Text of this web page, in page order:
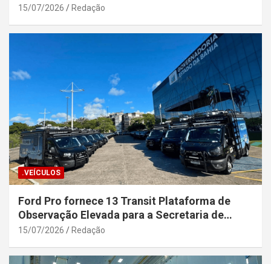
15/07/2026 Redação
.VEÍCULOS
Ford Pro fornece 13 Transit Plataforma de
Observação Elevada para a Secretaria de
Segurança Pública da Bahia
15/07/2026 Redação